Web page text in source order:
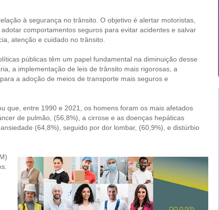
à segurança no trânsito. O objetivo é alertar motoristas,
comportamentos seguros para evitar acidentes e salvar
atenção e cuidado no trânsito.
públicas têm um papel fundamental na diminuição desse
a implementação de leis de trânsito mais rigorosas, a
a adoção de meios de transporte mais seguros e
que, entre 1990 e 2021, os homens foram os mais afetados
de pulmão, (56,8%), a cirrose e as doenças hepáticas
(64,8%), seguido por dor lombar, (60,9%), e distúrbio